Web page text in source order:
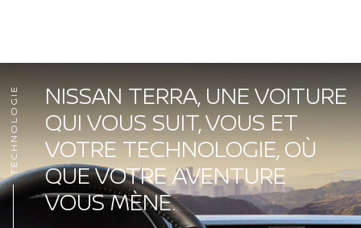
NISSAN TERRA, UNE VOITURE
QUI VOUS SUIT, VOUS ET
VOTRE TECHNOLOGIE, OÙ
QUE VOTRE AVENTURE
VOUS MÈNE.
TECHNOLOGIE